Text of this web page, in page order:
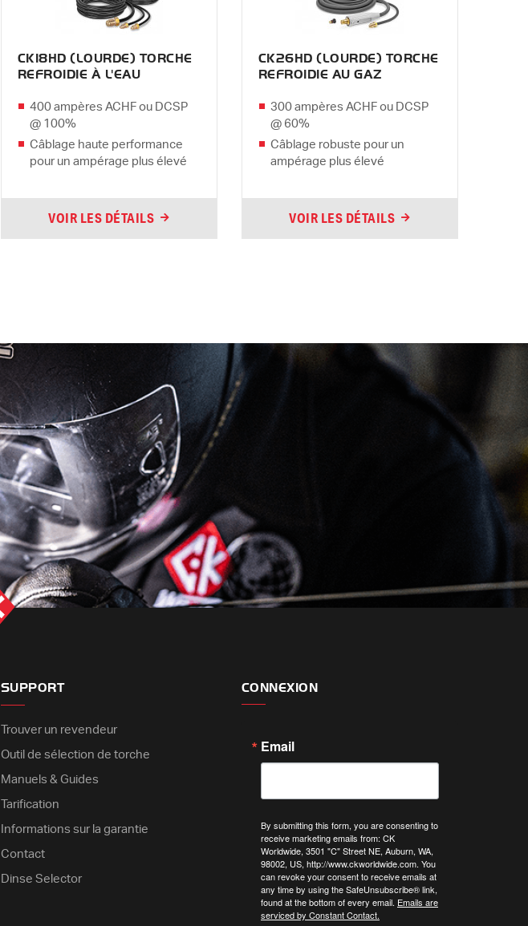
CK18HD (LOURDE) TORCHE
REFROIDIE À L'EAU
400 ampères ACHF ou DCSP
@ 100%
Câblage haute performance
pour un ampérage plus élevé
VOIR LES DÉTAILS
CK26HD (LOURDE) TORCHE
REFROIDIE AU GAZ
300 ampères ACHF ou DCSP
@ 60%
Câblage robuste pour un
ampérage plus élevé
VOIR LES DÉTAILS
SUPPORT
Trouver un revendeur
Outil de sélection de torche
Manuels & Guides
Tarification
Informations sur la garantie
Contact
Dinse Selector
CONNEXION
Email
By submitting this form, you are consenting to
receive marketing emails from: CK
Worldwide, 3501 "C" Street NE, Auburn, WA,
98002, US, http://www.ckworldwide.com. You
can revoke your consent to receive emails at
any time by using the SafeUnsubscribe® link,
found at the bottom of every email. Emails are
serviced by Constant Contact.